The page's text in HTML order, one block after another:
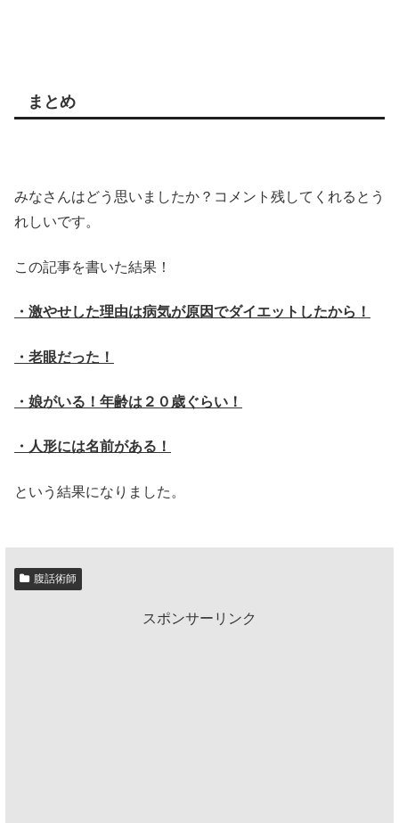
まとめ
みなさんはどう思いましたか？コメント残してくれるとう
れしいです。
この記事を書いた結果！
・激やせした理由は病気が原因でダイエットしたから！
・老眼だった！
・娘がいる！年齢は２０歳ぐらい！
・人形には名前がある！
という結果になりました。
腹話術師
スポンサーリンク